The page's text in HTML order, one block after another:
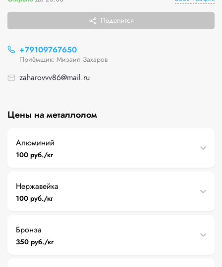
Поделится
+79109767650
Приёмщик: Мизаил Захаров
zaharovvv86@mail.ru
Цены на металлолом
Алюминий
100 руб./кг
Нержавейка
100 руб./кг
Бронза
350 руб./кг